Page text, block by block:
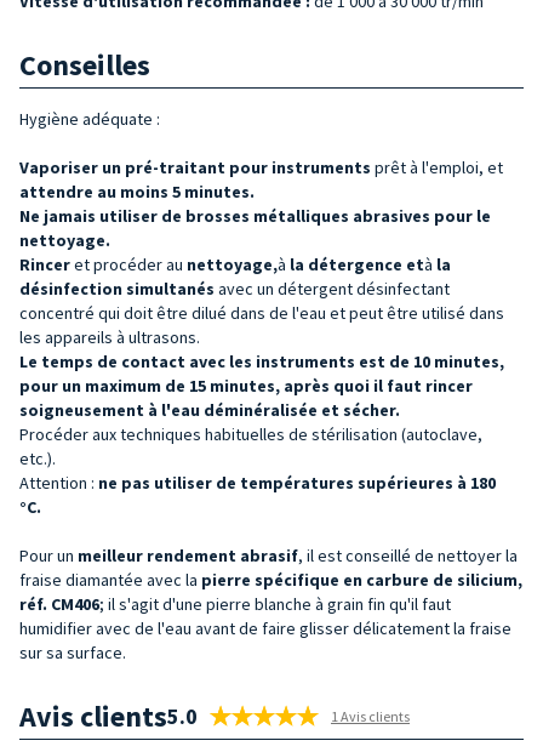
Conseilles
Hygiène adéquate :
Vaporiser un pré-traitant pour instruments prêt à l'emploi, et
attendre au moins 5 minutes.
Ne jamais utiliser de brosses métalliques abrasives pour le
nettoyage.
Rinceret procéder au nettoyage,à la détergence età la
désinfection simultanés avec un détergent désinfectant
concentré qui doit être dilué dans de l'eau et peut être utilisé dans
les appareils à ultrasons.
Le temps de contact avec les instruments est de 10 minutes,
pour un maximum de 15 minutes, après quoi il faut rincer
soigneusement à l'eau déminéralisée et sécher.
Procéder aux techniques habituelles de stérilisation (autoclave,
etc.).
Attention : ne pas utiliser de températures supérieures à 180
°C.
Pour un meilleur rendement abrasif, il est conseillé de nettoyer la
fraise diamantée avec la pierre spécifique en carbure de silicium,
réf. CM406; il s'agit d'une pierre blanche à grain fin qu'il faut
humidifier avec de l'eau avant de faire glisser délicatement la fraise
sur sa surface.
Avis clients5.0 1 Avis clients